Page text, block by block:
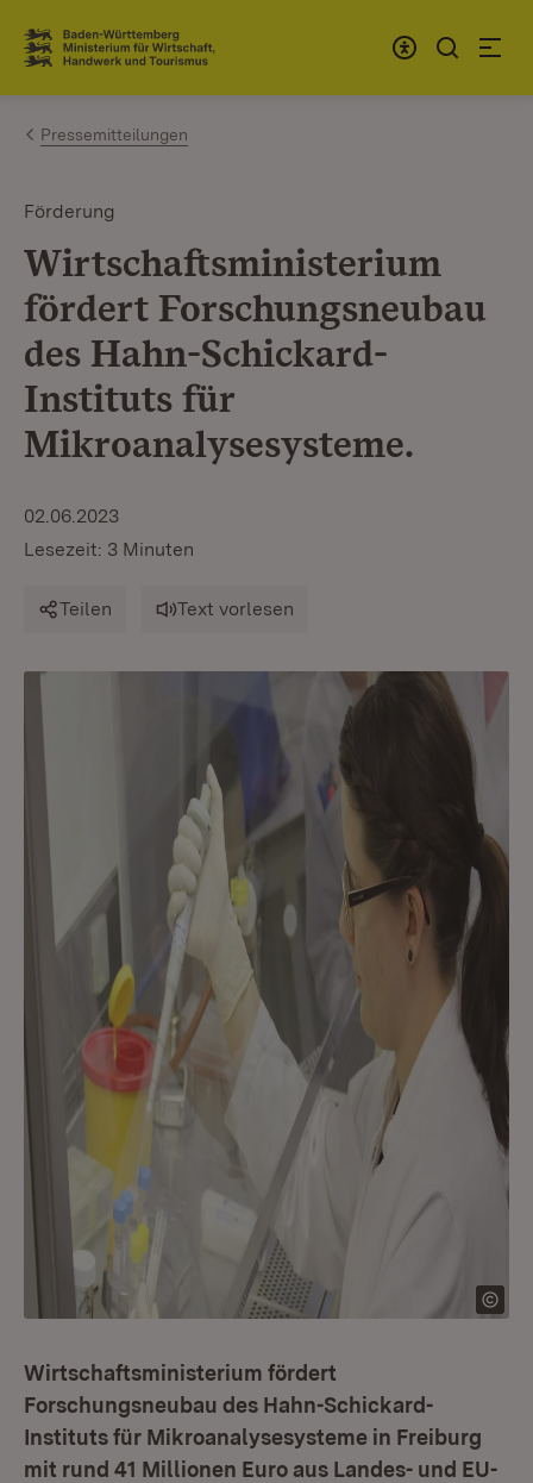
Zum Inhalt springen
Link zur Startseite
Pressemitteilungen
Förderung
Wirtschaftsministerium
fördert Forschungsneubau
des Hahn-Schickard-
Instituts für
Mikroanalysesysteme.
02.06.2023
Lesezeit: 3 Minuten
Teilen Text vorlesen
Wirtschaftsministerium fördert
Forschungsneubau des Hahn-Schickard-
Instituts für Mikroanalysesysteme in Freiburg
mit rund 41 Millionen Euro aus Landes- und EU-